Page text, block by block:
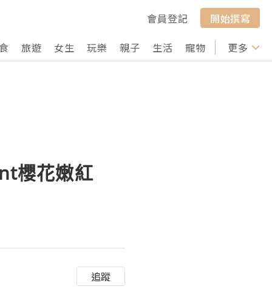
會員登記
開始撰寫
旅遊 女生 玩樂 親子 生活 寵物 行山 打卡
更多
櫻花嫩紅
追蹤